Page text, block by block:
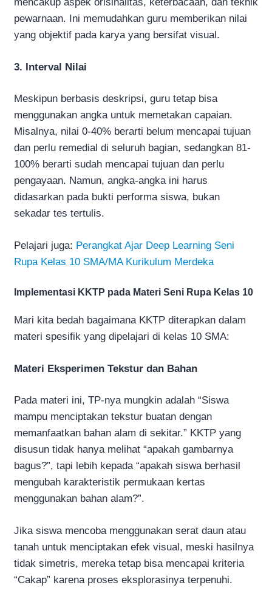
pewarnaan. Ini memudahkan guru memberikan nilai
yang objektif pada karya yang bersifat visual.
3. Interval Nilai
Meskipun berbasis deskripsi, guru tetap bisa
menggunakan angka untuk memetakan capaian.
Misalnya, nilai 0-40% berarti belum mencapai tujuan
dan perlu remedial di seluruh bagian, sedangkan 81-
100% berarti sudah mencapai tujuan dan perlu
pengayaan. Namun, angka-angka ini harus
didasarkan pada bukti performa siswa, bukan
sekadar tes tertulis.
Pelajari juga: Perangkat Ajar Deep Learning Seni
Rupa Kelas 10 SMA/MA Kurikulum Merdeka
Implementasi KKTP pada Materi Seni Rupa Kelas 10
Mari kita bedah bagaimana KKTP diterapkan dalam
materi spesifik yang dipelajari di kelas 10 SMA:
Materi Eksperimen Tekstur dan Bahan
Pada materi ini, TP-nya mungkin adalah “Siswa
mampu menciptakan tekstur buatan dengan
memanfaatkan bahan alam di sekitar.” KKTP yang
disusun tidak hanya melihat “apakah gambarnya
bagus?”, tapi lebih kepada “apakah siswa berhasil
mengubah karakteristik permukaan kertas
menggunakan bahan alam?”.
Jika siswa mencoba menggunakan serat daun atau
tanah untuk menciptakan efek visual, meski hasilnya
tidak simetris, mereka tetap bisa mencapai kriteria
“Cakap” karena proses eksplorasinya terpenuhi.